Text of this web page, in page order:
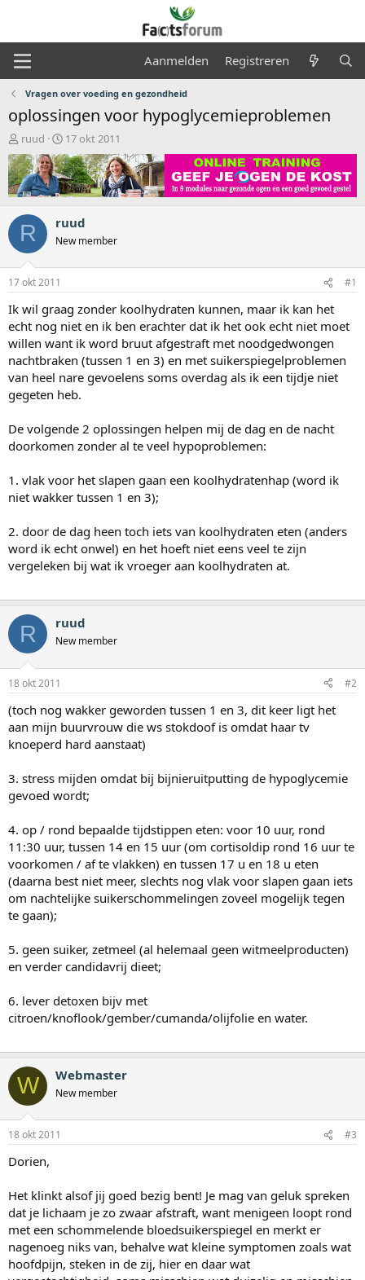
Aanmelden Registreren
Vragen over voeding en gezondheid
oplossingen voor hypoglycemieproblemen
O
n
d
e
r
w
e
r
p
s
t
r
t
e
r
ruud
S
t
a
r
t
a
t
m
17 okt 2011
R ruud
New member
17 okt 2011 #1
Ik wil graag zonder koolhydraten kunnen, maar ik kan het
echt nog niet en ik ben erachter dat ik het ook echt niet moet
willen want ik word bruut afgestraft met noodgedwongen
nachtbraken (tussen 1 en 3) en met suikerspiegelproblemen
van heel nare gevoelens soms overdag als ik een tijdje niet
gegeten heb.
De volgende 2 oplossingen helpen mij de dag en de nacht
doorkomen zonder al te veel hypoproblemen:
1. vlak voor het slapen gaan een koolhydratenhap (word ik
niet wakker tussen 1 en 3);
2. door de dag heen toch iets van koolhydraten eten (anders
word ik echt onwel) en het hoeft niet eens veel te zijn
vergeleken bij wat ik vroeger aan koolhydraten at.
R ruud
New member
18 okt 2011 #2
(toch nog wakker geworden tussen 1 en 3, dit keer ligt het
aan mijn buurvrouw die ws stokdoof is omdat haar tv
knoeperd hard aanstaat)
3. stress mijden omdat bij bijnieruitputting de hypoglycemie
gevoed wordt;
4. op / rond bepaalde tijdstippen eten: voor 10 uur, rond
11:30 uur, tussen 14 en 15 uur (om cortisoldip rond 16 uur te
voorkomen / af te vlakken) en tussen 17 u en 18 u eten
(daarna best niet meer, slechts nog vlak voor slapen gaan iets
om nachtelijke suikerschommelingen zoveel mogelijk tegen
te gaan);
5. geen suiker, zetmeel (al helemaal geen witmeelproducten)
en verder candidavrij dieet;
6. lever detoxen bijv met
citroen/knoflook/gember/cumanda/olijfolie en water.
W Webmaster
New member
18 okt 2011 #3
Dorien,
Het klinkt alsof jij goed bezig bent! Je mag van geluk spreken
dat je lichaam je zo zwaar afstraft, want menigeen loopt rond
met een schommelende bloedsuikerspiegel en merkt er
nagenoeg niks van, behalve wat kleine symptomen zoals wat
hoofdpijn, steken in de zij, hier en daar wat